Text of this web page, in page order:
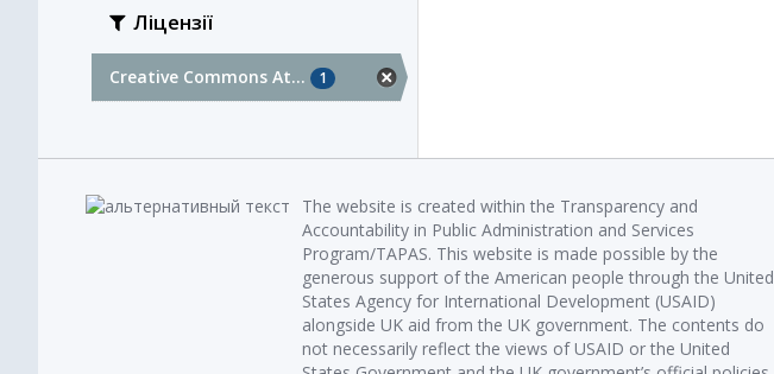
Ліцензії
Creative Commons At... 1
The website is created within the Transparency and
Accountability in Public Administration and Services
Program/TAPAS. This website is made possible by the
generous support of the American people through the United
States Agency for International Development (USAID)
alongside UK aid from the UK government. The contents do
not necessarily reflect the views of USAID or the United